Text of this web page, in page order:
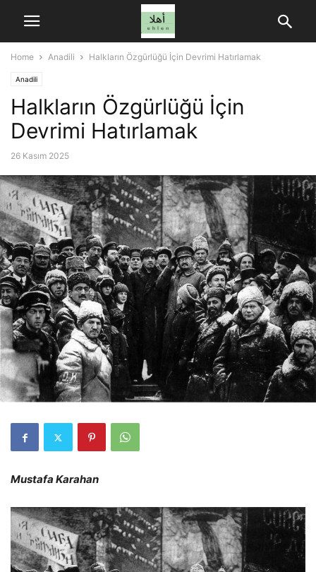
Home Anadili Halkların Özgürlüğü İçin Devrimi Hatırlamak
Anadili
Halkların Özgürlüğü İçin
Devrimi Hatırlamak
26 Kasım 2025
Mustafa Karahan